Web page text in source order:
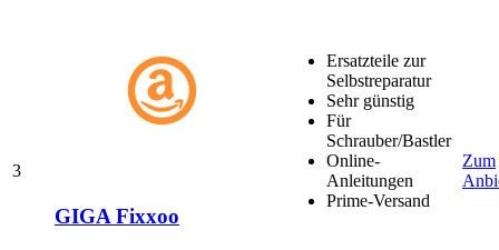
3
GIGA Fixxoo
Ersatzteile zur
Selbstreparatur
Sehr günstig
Für
Schrauber/Bastler
Online-
Anleitungen
Prime-Versand
Zum